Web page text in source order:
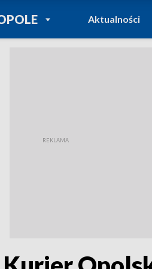
POWRÓT DO
TVP REGIONY
Aktualności